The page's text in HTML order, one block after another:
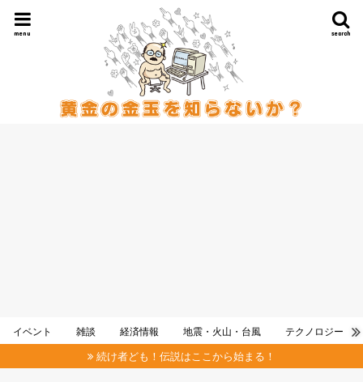
search
menu
イベント 雑談 経済情報 地震・火山・台風 テクノロジー
続け者ども！伝説はここから始まる！